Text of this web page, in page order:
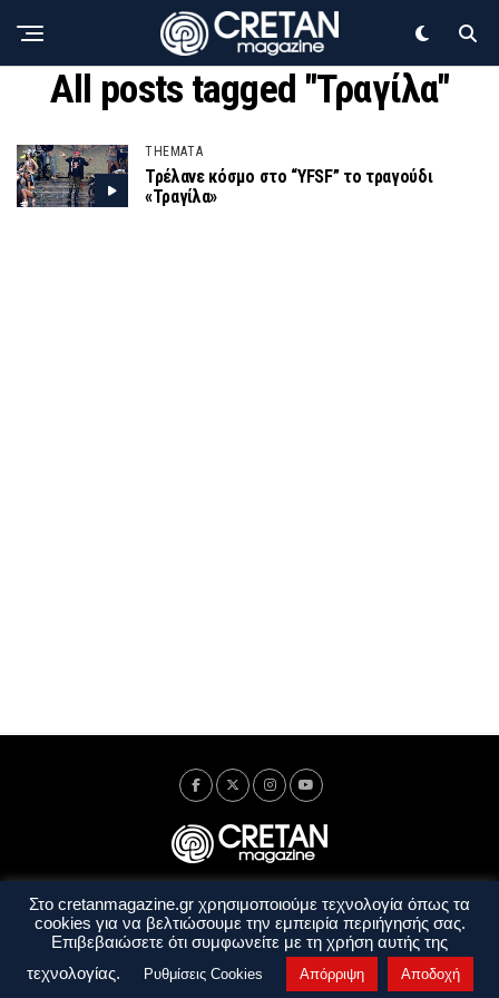
All posts tagged "Τραγίλα"
THEMATA
Τρέλανε κόσμο στο “YFSF” το τραγούδι
«Τραγίλα»
Ταυτότητα Πολιτική Απορρήτου
Όροι Χρήσης
Όροι και Προϋποθέσεις
Στο cretanmagazine.gr χρησιμοποιούμε τεχνολογία όπως τα
cookies για να βελτιώσουμε την εμπειρία περιήγησής σας.
Επιβεβαιώσετε ότι συμφωνείτε με τη χρήση αυτής της
τεχνολογίας.
Ρυθμίσεις Cookies Απόρριψη Αποδοχή